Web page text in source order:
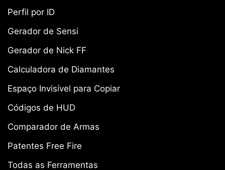
Perfil por ID
Gerador de Sensi
Gerador de Nick FF
Calculadora de Diamantes
Espaço Invisível para Copiar
Códigos de HUD
Comparador de Armas
Patentes Free Fire
Todas as Ferramentas